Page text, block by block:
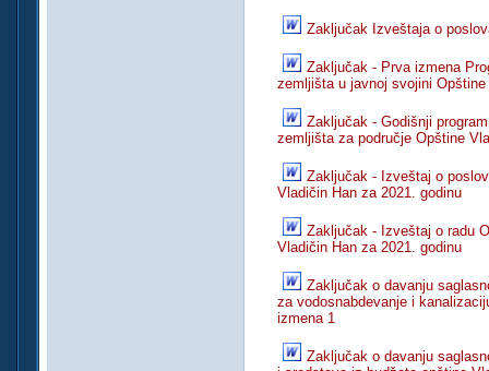
Zaključak Izveštaja o
Zaključak - Prva izmena
zemljišta u javnoj svojini
Zaključak - Godišnji
zemljišta za područje Opštine
Zaključak - Izveštaj o
Vladičin Han za 2021. godinu
Zaključak - Izveštaj o radu
Vladičin Han za 2021. godinu
Zaključak o davanju
za vodosnabdevanje i
izmena 1
Zaključak o davanju